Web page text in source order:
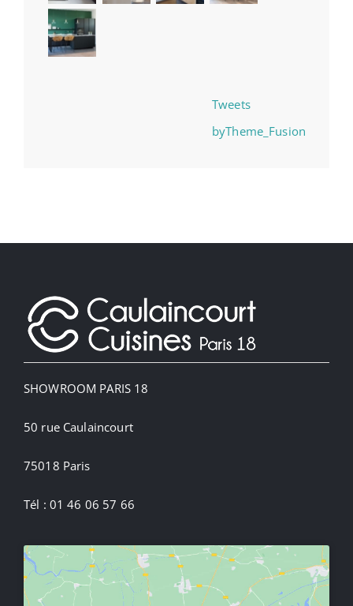
Tweets
byTheme_Fusion
SHOWROOM PARIS 18
50 rue Caulaincourt
75018 Paris
Tél : 01 46 06 57 66